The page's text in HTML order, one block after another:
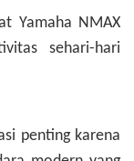
Yamaha NMAX
sehari-hari
penting karena